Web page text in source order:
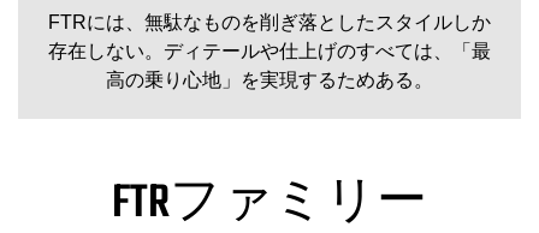
FTRには、無駄なものを削ぎ落としたスタイルしか
存在しない。ディテールや仕上げのすべては、「最
高の乗り心地」を実現するためある。
FTRファミリー